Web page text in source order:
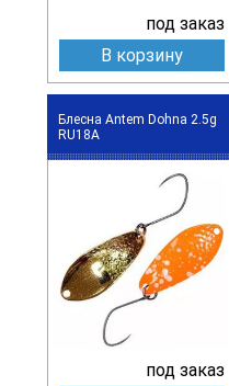
под заказ
В корзину
Блесна Antem Dohna 2.5g
RU18A
под заказ